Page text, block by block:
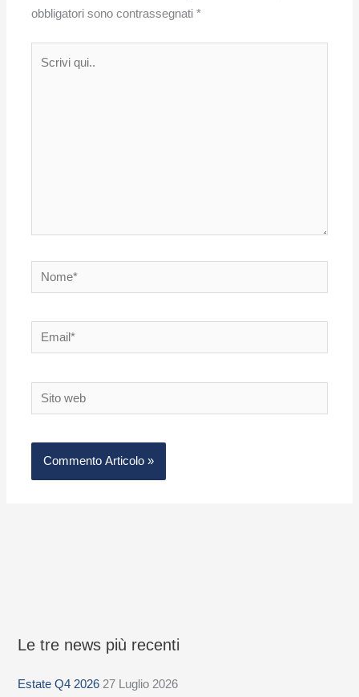
obbligatori sono contrassegnati*
Nome*
Email*
Sito
web
Le tre news più recenti
Estate Q4 2026 27 Luglio 2026
S
l